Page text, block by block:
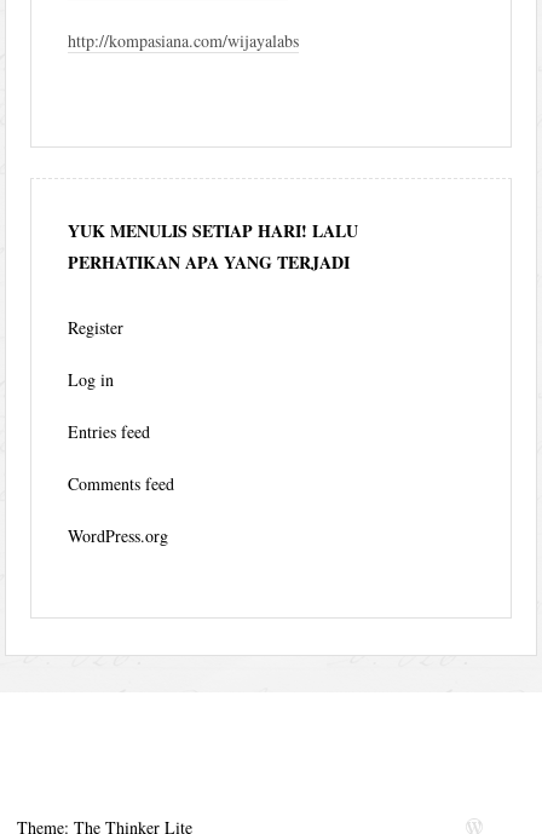
http://kompasiana.com/wijayalabs
YUK MENULIS SETIAP HARI! LALU
PERHATIKAN APA YANG TERJADI
Register
Log in
Entries feed
Comments feed
WordPress.org
Theme: The Thinker Lite